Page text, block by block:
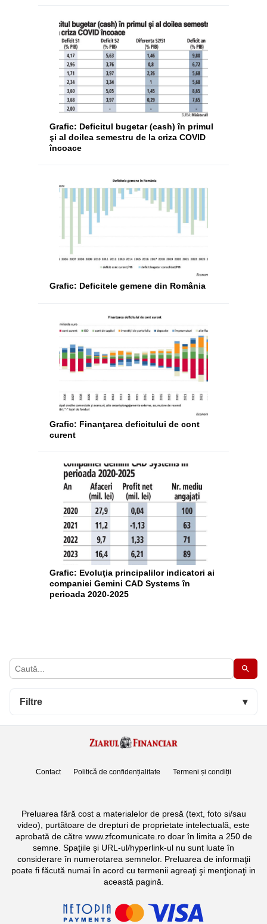
Filtre ▾
Grafic: Deficitul bugetar (cash) în primul
şi al doilea semestru de la criza COVID
încoace
Grafic: Deficitele gemene din România
Grafic: Finanţarea deficitului de cont
curent
Grafic: Evoluţia principalilor indicatori ai
companiei Gemini CAD Systems în
perioada 2020-2025
Contact Politică de confidențialitate Termeni și condiții
Preluarea fără cost a materialelor de presă (text, foto si/sau
video), purtătoare de drepturi de proprietate intelectuală, este
aprobată de către www.zfcomunicate.ro doar în limita a 250 de
semne. Spaţiile şi URL-ul/hyperlink-ul nu sunt luate în
considerare în numerotarea semnelor. Preluarea de informaţii
poate fi făcută numai în acord cu termenii agreaţi şi menţionaţi in
această pagină.